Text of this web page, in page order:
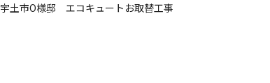
宇土市O様邸 エコキュートお取替工事